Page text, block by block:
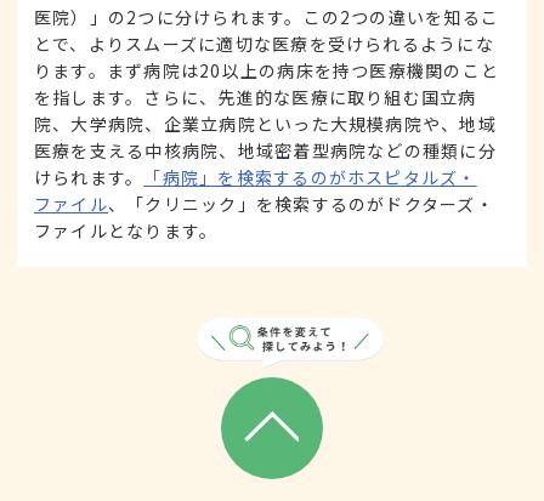
医院）」の2つに分けられます。この2つの違いを知るこ
とで、よりスムーズに適切な医療を受けられるようにな
ります。まず病院は20以上の病床を持つ医療機関のこと
を指します。さらに、先進的な医療に取り組む国立病
院、大学病院、企業立病院といった大規模病院や、地域
医療を支える中核病院、地域密着型病院などの種類に分
けられます。
「病院」を検索するのがホスピタルズ・
ファイル、「クリニック」を検索するのがドクターズ・
ファイルとなります。